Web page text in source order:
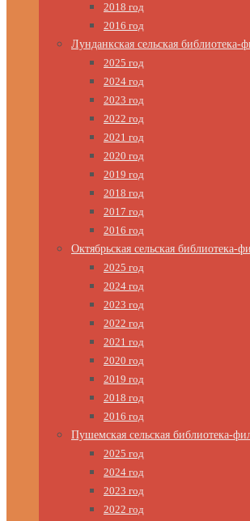
2018 год
2016 год
Лунданкская сельская библиотека-
2025 год
2024 год
2023 год
2022 год
2021 год
2020 год
2019 год
2018 год
2017 год
2016 год
Октябрьская сельская библиотека-
2025 год
2024 год
2023 год
2022 год
2021 год
2020 год
2019 год
2018 год
2016 год
Пушемская сельская библиотека-
2025 год
2024 год
2023 год
2022 год